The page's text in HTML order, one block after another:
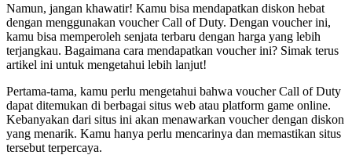
Namun, jangan khawatir! Kamu bisa mendapatkan diskon hebat
dengan menggunakan voucher Call of Duty. Dengan voucher ini,
kamu bisa memperoleh senjata terbaru dengan harga yang lebih
terjangkau. Bagaimana cara mendapatkan voucher ini? Simak terus
artikel ini untuk mengetahui lebih lanjut!
Pertama-tama, kamu perlu mengetahui bahwa voucher Call of Duty
dapat ditemukan di berbagai situs web atau platform game online.
Kebanyakan dari situs ini akan menawarkan voucher dengan diskon
yang menarik. Kamu hanya perlu mencarinya dan memastikan situs
tersebut terpercaya.